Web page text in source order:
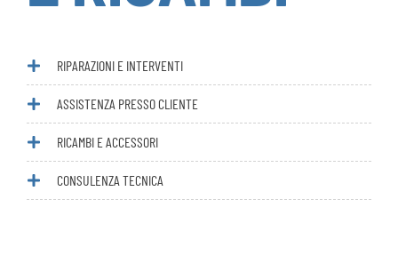
ASSISTENZA PRESSO CLIENTE
RICAMBI E ACCESSORI
CONSULENZA TECNICA